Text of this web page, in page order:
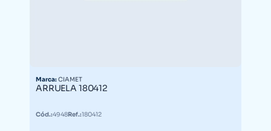
Marca:CIAMET
ARRUELA 180412
Cód.:4948Ref.:180412